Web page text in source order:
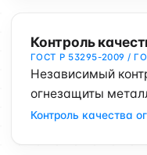
Контроль
ГОСТ Р 53295-2009 /
Независимый
огнезащиты
Контроль качества